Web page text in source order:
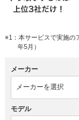
※1：本サービスで実施の
年5月）
メーカー
モデル